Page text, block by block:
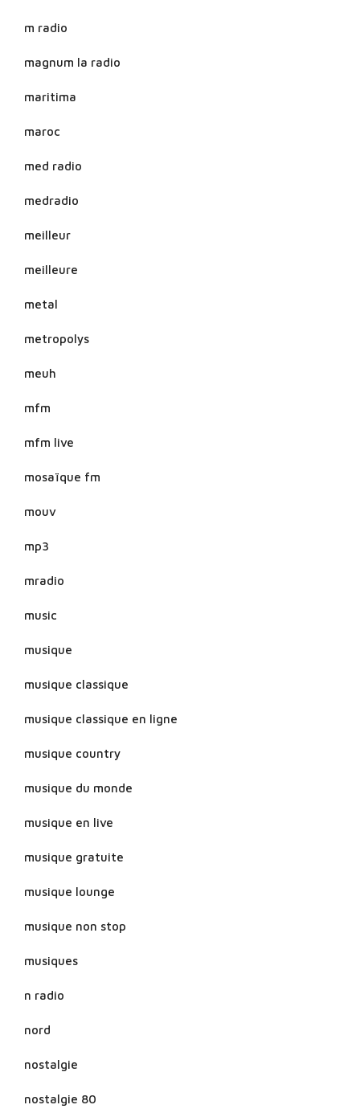
m radio
magnum la radio
maritima
maroc
med radio
medradio
meilleur
meilleure
metal
metropolys
meuh
mfm
mfm live
mosaïque fm
mouv
mp3
mradio
music
musique
musique classique
musique classique en ligne
musique country
musique du monde
musique en live
musique gratuite
musique lounge
musique non stop
musiques
n radio
nord
nostalgie
nostalgie 80